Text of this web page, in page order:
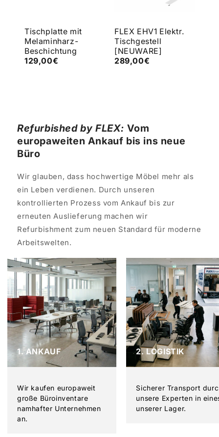
Tischplatte mit
Melaminharz-
Beschichtung
129,00€
FLEX EHV1 Elektr.
Tischgestell
[NEUWARE]
289,00€
Refurbished by FLEX: Vom
europaweiten Ankauf bis ins neue
Büro
Wir glauben, dass hochwertige Möbel mehr als
ein Leben verdienen. Durch unseren
kontrollierten Prozess vom Ankauf bis zur
erneuten Auslieferung machen wir
Refurbishment zum neuen Standard für moderne
Arbeitswelten.
1. ANKAUF
Wir kaufen europaweit
große Büroinventare
namhafter Unternehmen
an.
2. LOGISTIK
Sicherer Transport
unsere Experten in
unserer Lager.